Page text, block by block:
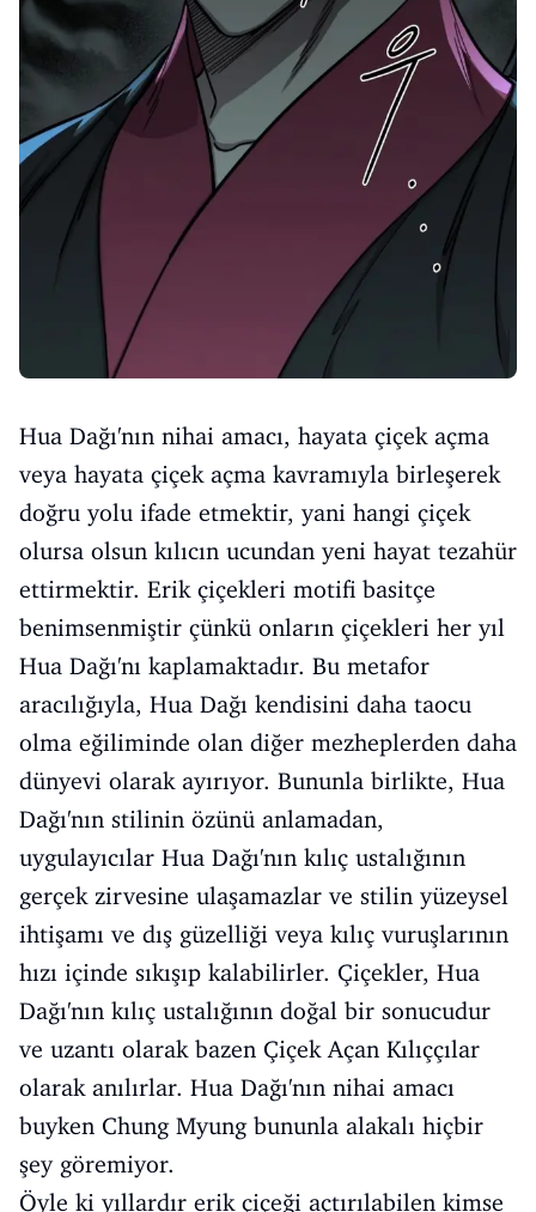
Hua Dağı'nın nihai amacı, hayata çiçek açma
veya hayata çiçek açma kavramıyla birleşerek
doğru yolu ifade etmektir, yani hangi çiçek
olursa olsun kılıcın ucundan yeni hayat tezahür
ettirmektir. Erik çiçekleri motifi basitçe
benimsenmiştir çünkü onların çiçekleri her yıl
Hua Dağı'nı kaplamaktadır. Bu metafor
aracılığıyla, Hua Dağı kendisini daha taocu
olma eğiliminde olan diğer mezheplerden daha
dünyevi olarak ayırıyor. Bununla birlikte, Hua
Dağı'nın stilinin özünü anlamadan,
uygulayıcılar Hua Dağı'nın kılıç ustalığının
gerçek zirvesine ulaşamazlar ve stilin yüzeysel
ihtişamı ve dış güzelliği veya kılıç vuruşlarının
hızı içinde sıkışıp kalabilirler. Çiçekler, Hua
Dağı'nın kılıç ustalığının doğal bir sonucudur
ve uzantı olarak bazen Çiçek Açan Kılıççılar
olarak anılırlar. Hua Dağı'nın nihai amacı
buyken Chung Myung bununla alakalı hiçbir
şey göremiyor.
Öyle ki yıllardır erik çiçeği açtırılabilen kimse